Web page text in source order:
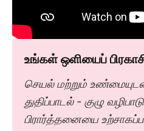
உங்கள் ஒளியைப்
செயல் மற்றும்
துதிப்பாடல் - குழு
பிரார்த்தனையை